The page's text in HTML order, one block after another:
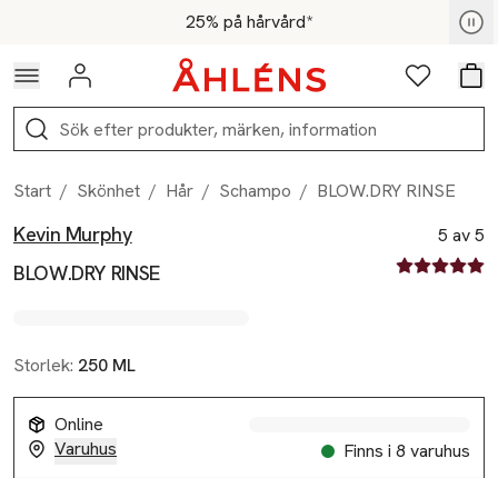
Hoppa till navigationsmenyn25% på hårvård*
För medlemmar - Shoppa nu
Logga in Favoriter
Sök
Start / Skönhet / Hår / Schampo / BLOW.DRY RINSE
Produktbilder
Hoppa över bildspelet
Kevin Murphy
BLOW.DRY RINSE
5 av 5
5 av fem
Storlek: 250 ML
Online
Varuhus
Finns i 8 varuhus
Produktinformation